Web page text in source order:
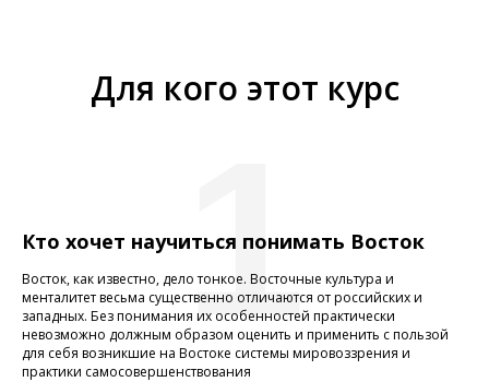
Для кого этот курс
Кто хочет научиться понимать Восток
Восток, как известно, дело тонкое. Восточные культура и
менталитет весьма существенно отличаются от российских и
западных. Без понимания их особенностей практически
невозможно должным образом оценить и применить с пользой
для себя возникшие на Востоке системы мировоззрения и
практики самосовершенствования
1